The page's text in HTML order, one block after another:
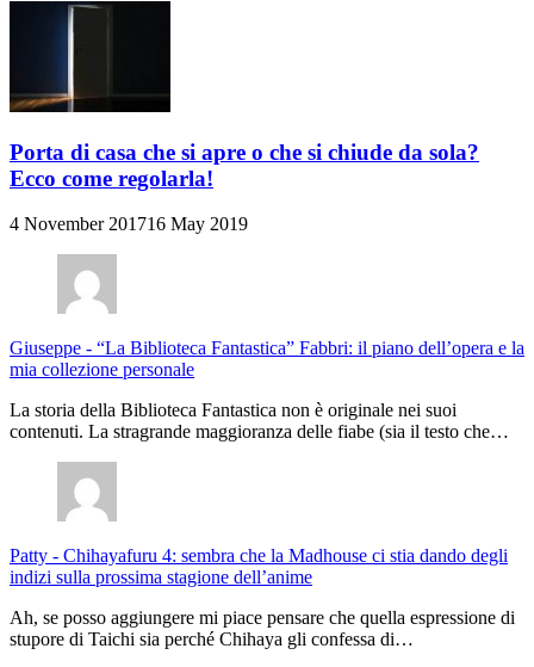
Porta di casa che si apre o che si chiude da sola?
Ecco come regolarla!
4 November 201716 May 2019
Giuseppe - “La Biblioteca Fantastica” Fabbri: il piano dell’opera e la
mia collezione personale
La storia della Biblioteca Fantastica non è originale nei suoi
contenuti. La stragrande maggioranza delle fiabe (sia il testo che…
Patty - Chihayafuru 4: sembra che la Madhouse ci stia dando degli
indizi sulla prossima stagione dell’anime
Ah, se posso aggiungere mi piace pensare che quella espressione di
stupore di Taichi sia perché Chihaya gli confessa di…